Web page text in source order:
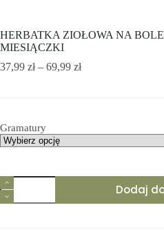
HERBATKA ZIOŁOWA NA
MIESIĄCZKI
37,99 zł – 69,99 złZakres
Gramatury
Dodaj